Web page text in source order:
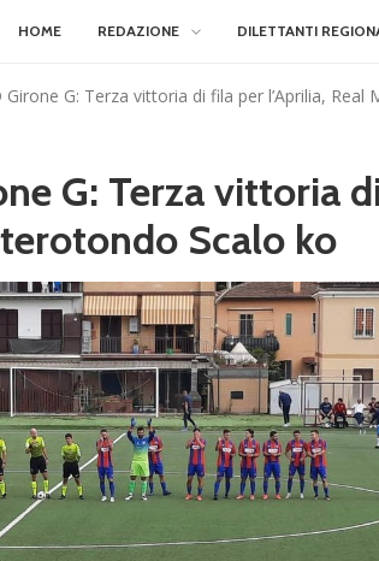
HOME REDAZIONE DILETTANTI
Girone G: Terza vittoria di fila per l’Aprilia,
G: Terza vittoria
Scalo ko